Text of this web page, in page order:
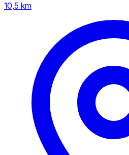
10,5 km